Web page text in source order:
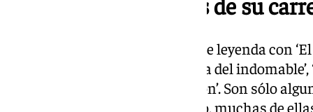
Dejó tras de sí una filmografía de leyenda con
zinc’, ‘El buscavidas’, ‘ La leyenda del
de tonto’ o ‘Camino a la Perdición’. Son sólo
de películas en las que participó, muchas de